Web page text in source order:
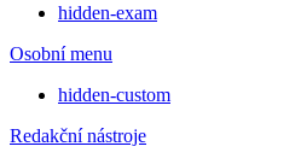
hidden-exam
Osobní menu
hidden-custom
Redakční nástroje